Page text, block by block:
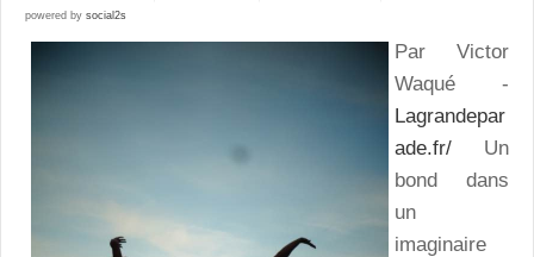
powered by social2s
Par Victor
Waqué -
Lagrandepar
ade.fr/ Un
bond dans
un
imaginaire